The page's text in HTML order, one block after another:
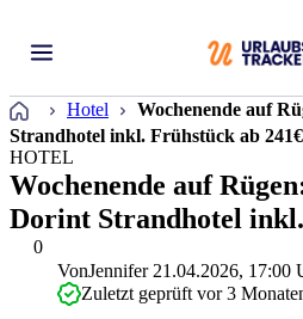
Startseite
Hotel
Wochenende auf
Strandhotel inkl. Frühstück ab 241€
0
HOTEL
Wochenende auf
Dorint Strandhotel
VonJennifer 21.04.2026, 17:00
Zuletzt geprüft vor 3